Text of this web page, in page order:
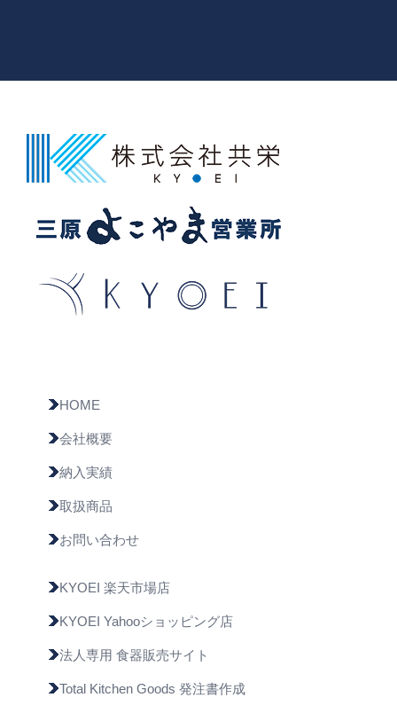
HOME
会社概要
納入実績
取扱商品
お問い合わせ
KYOEI 楽天市場店
KYOEI Yahooショッピング店
法人専用 食器販売サイト
Total Kitchen Goods 発注書作成